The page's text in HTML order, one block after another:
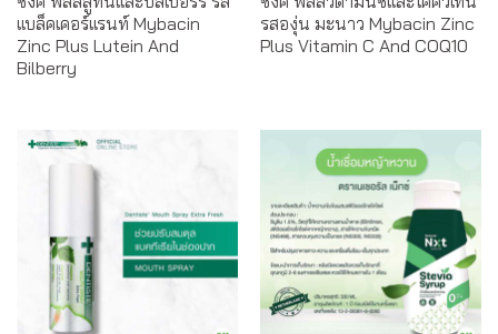
แบล็คเคอร์แรนท์ Mybacin
Zinc Plus Lutein And
Bilberry
รสองุ่น มะนาว Mybacin Zinc
Plus Vitamin C And COQ10